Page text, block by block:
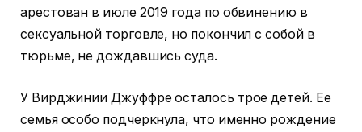
арестован в июле 2019 года по обвинению в
сексуальной торговле, но покончил с собой в
тюрьме, не дождавшись суда.
У Вирджинии Джуффре осталось трое детей. Ее
семья особо подчеркнула, что именно рождение